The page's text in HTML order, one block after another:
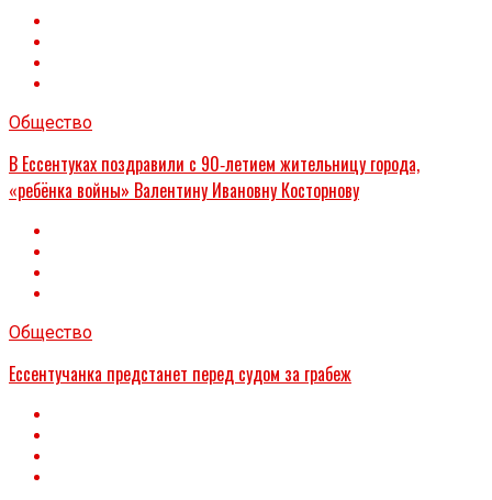
Общество
В Ессентуках поздравили с 90‑летием жительницу города,
«ребёнка войны» Валентину Ивановну Косторнову
Общество
Ессентучанка предстанет перед судом за грабеж